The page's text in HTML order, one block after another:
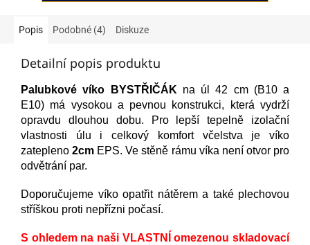
Popis Podobné (4) Diskuze
Detailní popis produktu
Palubkové víko BYSTŘIČÁK na úl 42 cm (B10 a
E10) má vysokou a pevnou konstrukci, která vydrží
opravdu dlouhou dobu. Pro lepší tepelně izolační
vlastnosti úlu i celkový komfort včelstva je víko
zatepleno2cm EPS. Ve stěně rámu víka není otvor pro
odvětrání par.
Doporučujeme víko opatřit nátěrem a také plechovou
stříškou proti nepřízni počasí.
S ohledem na naši VLASTNÍ omezenou skladovací